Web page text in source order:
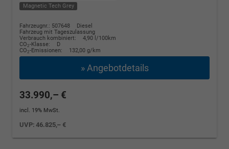
Magnetic Tech Grey
Fahrzeugnr.: 507648
Diesel
Fahrzeug mit Tageszulassung
Verbrauch kombiniert:
4,90 l/100km
CO2-Klasse:
D
CO2-Emissionen: 132,00 g/km
» Angebotdetails
33.990,– €
incl. 19% MwSt.
UVP:46.825,– €